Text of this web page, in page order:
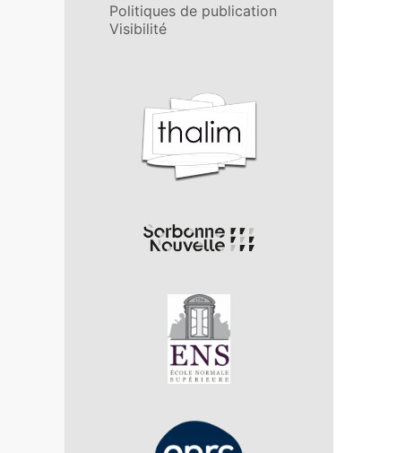
Politiques de publication
Visibilité
Affiliations/partenaires